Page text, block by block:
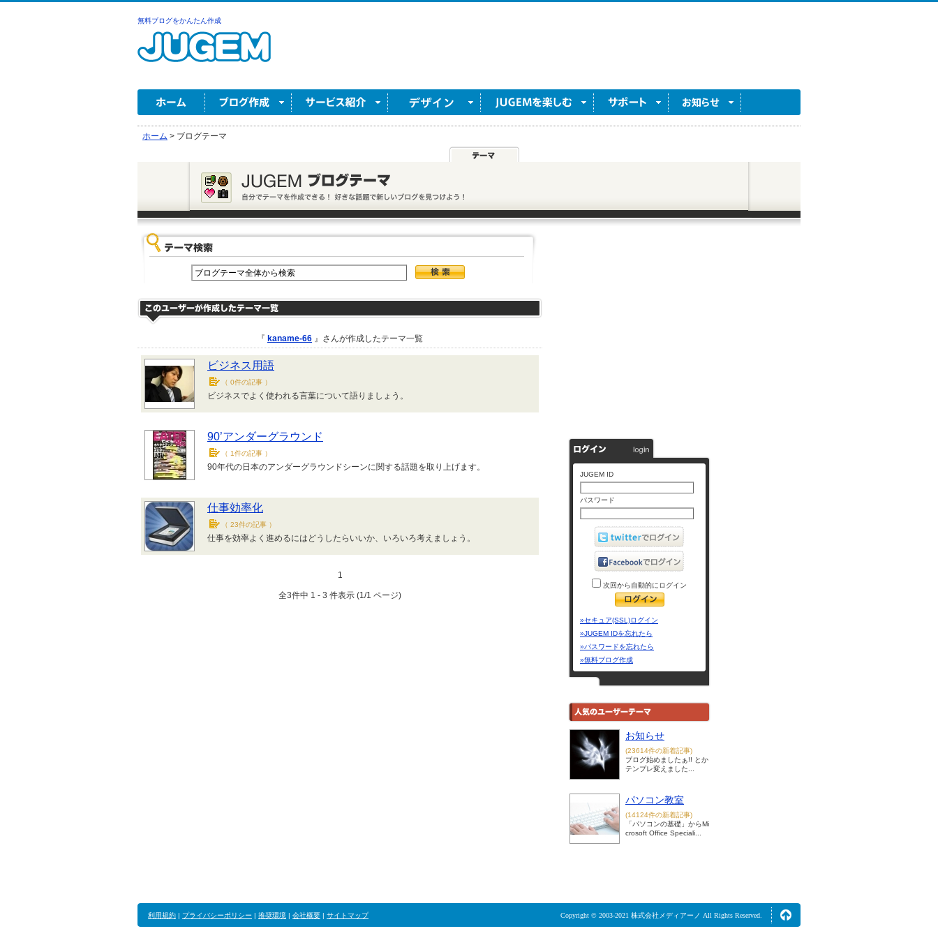
無料ブログをかんたん作成
ホーム > ブログテーマ
『 kaname-66 』さんが作成したテーマ一覧
ビジネス用語
（ 0件の記事 ）
ビジネスでよく使われる言葉について語りましょう。
90’アンダーグラウンド
（ 1件の記事 ）
90年代の日本のアンダーグラウンドシーンに関する話題を取り上げます。
仕事効率化
（ 23件の記事 ）
仕事を効率よく進めるにはどうしたらいいか、いろいろ考えましょう。
1
全3件中 1 - 3 件表示 (1/1 ページ)
JUGEM ID
パスワード
次回から自動的にログイン
»セキュア(SSL)ログイン
»JUGEM IDを忘れたら
»パスワードを忘れたら
»無料ブログ作成
お知らせ
(23614件の新着記事)
ブログ始めましたぁ!! とか
テンプレ変えました...
パソコン教室
(14124件の新着記事)
「パソコンの基礎」からMi
crosoft Office Speciali...
利用規約 | プライバシーポリシー | 推奨環境 | 会社概要 | サイトマップ Copyright © 2003-2021 株式会社メディアーノ All Rights Reserved.